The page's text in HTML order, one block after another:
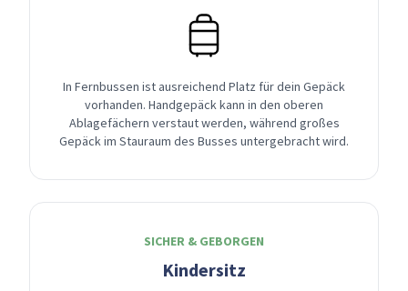
In Fernbussen ist ausreichend Platz für dein Gepäck
vorhanden. Handgepäck kann in den oberen
Ablagefächern verstaut werden, während großes
Gepäck im Stauraum des Busses untergebracht wird.
SICHER & GEBORGEN
Kindersitz